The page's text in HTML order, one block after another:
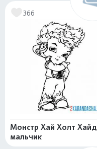
366
Монстр Хай Холт Хайд
мальчик